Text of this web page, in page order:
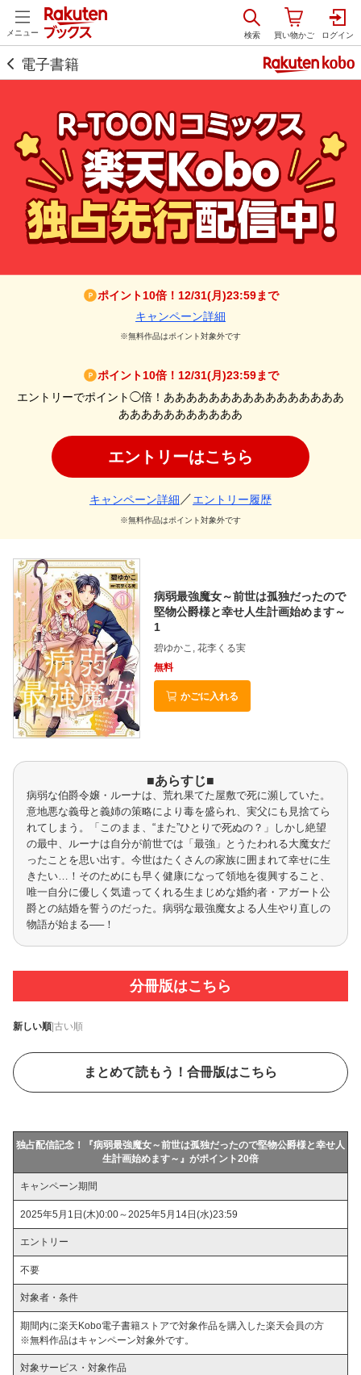
メニュー
電子書籍
ポイント10倍！12/31(月)23:59まで
キャンペーン詳細
※無料作品はポイント対象外です
ポイント10倍！12/31(月)23:59まで
エントリーでポイント◯倍！ああああああああああああああああ
あああああああああああ
エントリーはこちら
キャンペーン詳細 エントリー履歴
※無料作品はポイント対象外です
病弱最強魔女～前世は孤独だったので
堅物公爵様と幸せ人生計画始めます～
1
碧ゆかこ, 花李くる実
無料
かごに入れる
■あらすじ■
病弱な伯爵令嬢・ルーナは、荒れ果てた屋敷で死に瀕していた。
意地悪な義母と義姉の策略により毒を盛られ、実父にも見捨てら
れてしまう。「このまま、“また”ひとりで死ぬの？」しかし絶望
の最中、ルーナは自分が前世では「最強」とうたわれる大魔女だ
ったことを思い出す。今世はたくさんの家族に囲まれて幸せに生
きたい…！そのためにも早く健康になって領地を復興すること、
唯一自分に優しく気遣ってくれる生まじめな婚約者・アガート公
爵との結婚を誓うのだった。病弱な最強魔女よる人生やり直しの
物語が始まる──！
分冊版はこちら
新しい順 古い順
まとめて読もう！合冊版はこちら
独占配信記念！『病弱最強魔女～前世は孤独だったので堅物公爵様と幸せ人
生計画始めます～』がポイント20倍
キャンペーン期間
2025年5月1日(木)0:00～2025年5月14日(水)23:59
エントリー
不要
対象者・条件
期間内に楽天Kobo電子書籍ストアで対象作品を購入した楽天会員の方
※無料作品はキャンペーン対象外です。
対象サービス・対象作品